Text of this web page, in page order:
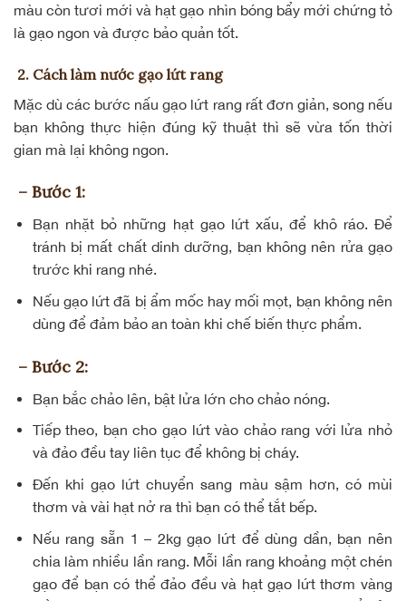
màu còn tươi mới và hạt gạo nhìn bóng bẩy mới chứng tỏ
là gạo ngon và được bảo quản tốt.
2. Cách làm nước gạo lứt rang
Mặc dù các bước nấu gạo lứt rang rất đơn giản, song nếu
bạn không thực hiện đúng kỹ thuật thì sẽ vừa tốn thời
gian mà lại không ngon.
– Bước 1:
Bạn nhặt bỏ những hạt gạo lứt xấu, để khô ráo. Để
tránh bị mất chất dinh dưỡng, bạn không nên rửa gạo
trước khi rang nhé.
Nếu gạo lứt đã bị ẩm mốc hay mối mọt, bạn không nên
dùng để đảm bảo an toàn khi chế biến thực phẩm.
– Bước 2:
Bạn bắc chảo lên, bật lửa lớn cho chảo nóng.
Tiếp theo, bạn cho gạo lứt vào chảo rang với lửa nhỏ
và đảo đều tay liên tục để không bị cháy.
Đến khi gạo lứt chuyển sang màu sậm hơn, có mùi
thơm và vài hạt nở ra thì bạn có thể tắt bếp.
Nếu rang sẵn 1 – 2kg gạo lứt để dùng dần, bạn nên
chia làm nhiều lần rang. Mỗi lần rang khoảng một chén
gạo để bạn có thể đảo đều và hạt gạo lứt thơm vàng